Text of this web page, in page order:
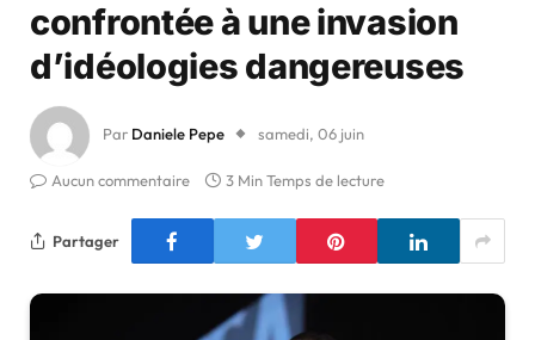
confrontée à une invasion
d’idéologies dangereuses
Par Daniele Pepe samedi, 06 juin
Aucun commentaire 3 Min Temps de lecture
Partager